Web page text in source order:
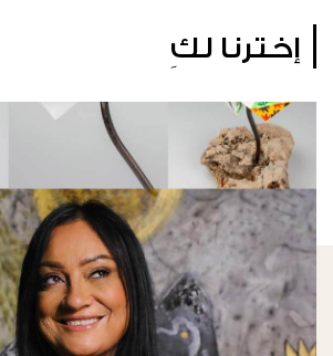
إخترنا لكِ